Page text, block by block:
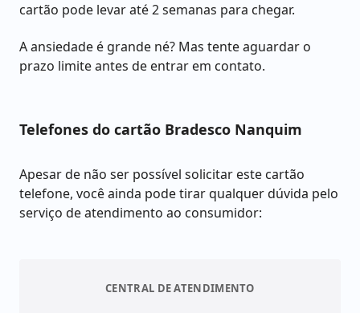
cartão pode levar até 2 semanas para chegar.
A ansiedade é grande né? Mas tente aguardar o
prazo limite antes de entrar em contato.
Telefones do cartão Bradesco Nanquim
Apesar de não ser possível solicitar este cartão
telefone, você ainda pode tirar qualquer dúvida pelo
serviço de atendimento ao consumidor:
CENTRAL DE ATENDIMENTO